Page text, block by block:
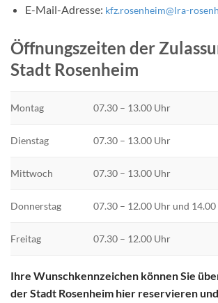
E-Mail-Adresse: kfz.rosenheim@lra-
Öffnungszeiten der
Stadt Rosenheim
Montag 07.30 – 13.00 Uhr
Dienstag 07.30 – 13.00 Uhr
Mittwoch 07.30 – 13.00 Uhr
Donnerstag 07.30 – 12.00 Uhr und
Freitag 07.30 – 12.00 Uhr
Ihre Wunschkennzeichen können Sie
der Stadt Rosenheim hier reservieren